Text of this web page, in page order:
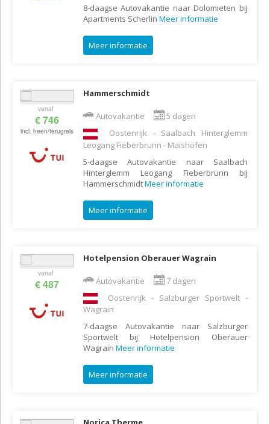
8-daagse Autovakantie naar Dolomieten bij
Apartments Scherlin Meer informatie
Meer informatie
vanaf
€ 746
incl. heen/terugreis
Hammerschmidt
Autovakantie
5 dagen
Oostenrijk - Saalbach Hinterglemm
Leogang Fieberbrunn - Maishofen
5-daagse Autovakantie naar Saalbach
Hinterglemm Leogang Fieberbrunn bij
HammerschmidtMeer informatie
Meer informatie
vanaf
€ 487
Hotelpension Oberauer Wagrain
Autovakantie
7 dagen
Oostenrijk - Salzburger Sportwelt -
Wagrain
7-daagse Autovakantie naar Salzburger
Sportwelt bij Hotelpension Oberauer
Wagrain Meer informatie
Meer informatie